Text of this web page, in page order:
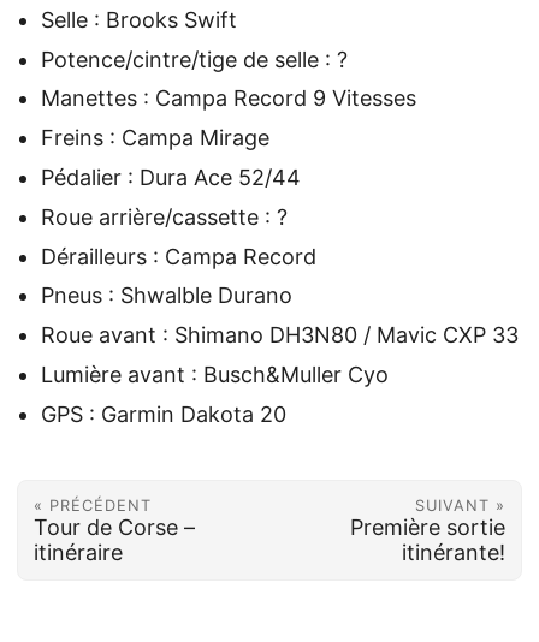
Selle : Brooks Swift
Potence/cintre/tige de selle : ?
Manettes : Campa Record 9 Vitesses
Freins : Campa Mirage
Pédalier : Dura Ace 52/44
Roue arrière/cassette : ?
Dérailleurs : Campa Record
Pneus : Shwalble Durano
Roue avant : Shimano DH3N80 / Mavic CXP 33
Lumière avant : Busch&Muller Cyo
GPS : Garmin Dakota 20
« PRÉCÉDENT
Tour de Corse –
itinéraire
SUIVANT »
Première sortie
itinérante!